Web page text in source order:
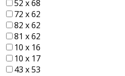
52 х 68
72 х 62
82 х 62
81 х 62
10 х 16
10 х 17
43 x 53